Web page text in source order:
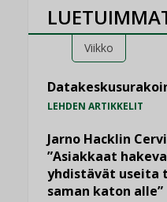
Viikko
LEHDEN ARTIKKELIT
Jarno Hacklin
”Asiakkaat
yhdistävät useita
saman katon alle”